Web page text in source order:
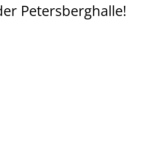
Petersberghalle!